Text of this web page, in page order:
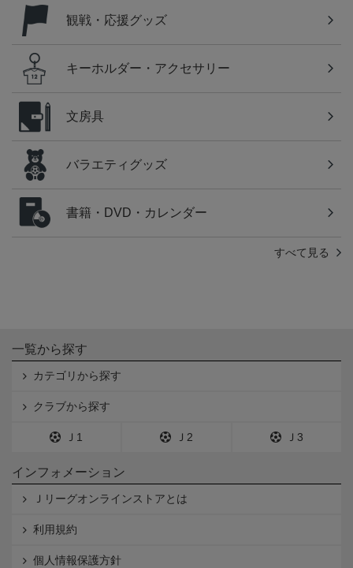
観戦・応援グッズ
キーホルダー・アクセサリー
文房具
バラエティグッズ
書籍・DVD・カレンダー
すべて見る
一覧から探す
カテゴリから探す
クラブから探す
Ｊ1 Ｊ2 Ｊ3
インフォメーション
Ｊリーグオンラインストアとは
利用規約
個人情報保護方針